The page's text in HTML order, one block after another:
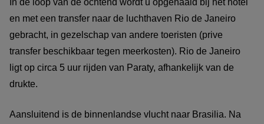
In de loop van de ochtend wordt u opgehaald bij het hotel
en met een transfer naar de luchthaven Rio de Janeiro
gebracht, in gezelschap van andere toeristen (prive
transfer beschikbaar tegen meerkosten). Rio de Janeiro
ligt op circa 5 uur rijden van Paraty, afhankelijk van de
drukte.
Aansluitend is de binnenlandse vlucht naar Brasilia. Na